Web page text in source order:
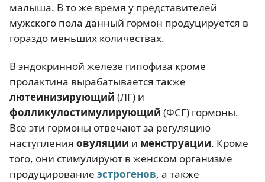
малыша. В то же время у представителей
мужского пола данный гормон продуцируется в
гораздо меньших количествах.
В эндокринной железе гипофиза кроме
пролактина вырабатывается также
лютеинизирующий (ЛГ) и
фолликулостимулирующий (ФСГ) гормоны.
Все эти гормоны отвечают за регуляцию
наступления овуляции и менструации. Кроме
того, они стимулируют в женском организме
продуцирование эстрогенов, а также